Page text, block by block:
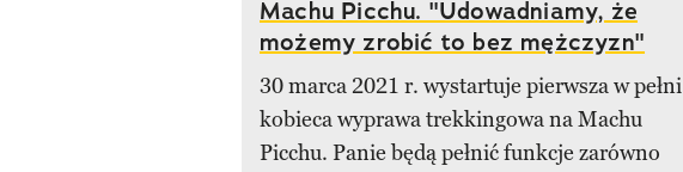
Machu Picchu. "Udowadniamy, że
możemy zrobić to bez mężczyzn"
30 marca 2021 r. wystartuje pierwsza w pełni
kobieca wyprawa trekkingowa na Machu
Picchu. Panie będą pełnić funkcje zarówno